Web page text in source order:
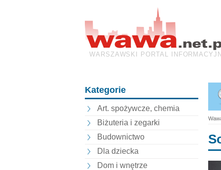
WARSZAWSKI PORTAL
Kategorie
Art. spożywcze, chemia
Biżuteria i zegarki
Budownictwo
Dla dziecka
Dom i wnętrze